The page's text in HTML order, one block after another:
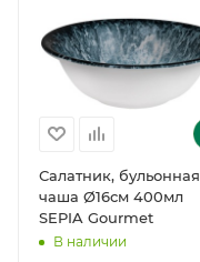
Салатник, бульонная
чаша Ø16см 400мл
SEPIA Gourmet
В наличии